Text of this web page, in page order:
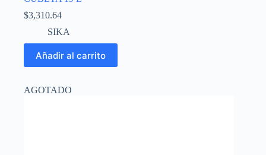
$3,310.64
SIKA
Añadir al carrito
AGOTADO